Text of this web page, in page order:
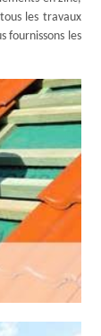
les travaux
fournissons les